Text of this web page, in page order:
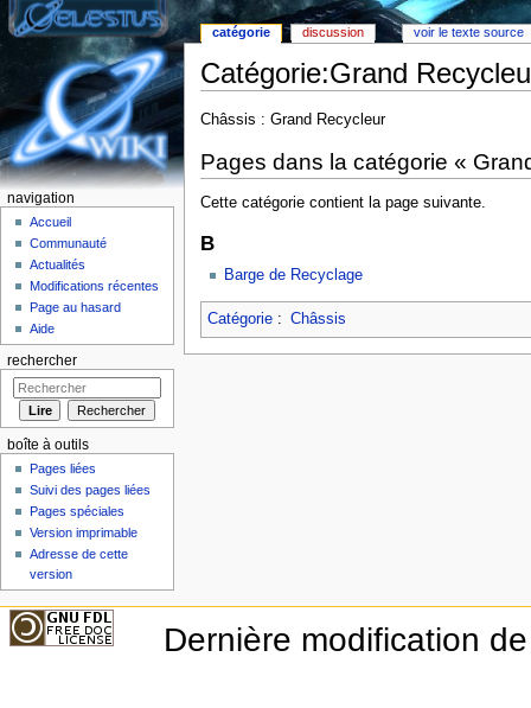
Catégorie:Grand
Châssis : Grand Recycleur
Pages dans la catégorie «
Cette catégorie contient la page suivante.
B
Barge de Recyclage
Catégorie: Châssis
catégorie discussion voir le texte source
navigation
Accueil
Communauté
Actualités
Modifications récentes
Page au hasard
Aide
rechercher
boîte à outils
Pages liées
Suivi des pages liées
Pages spéciales
Version imprimable
Adresse de cette
version
Dernière modification